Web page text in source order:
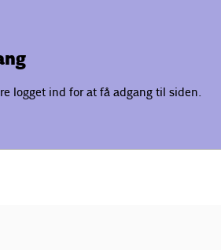
logget ind for at få adgang til siden.